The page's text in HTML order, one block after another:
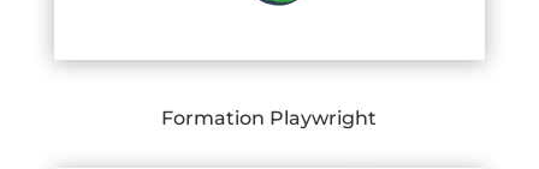
Formation Playwright